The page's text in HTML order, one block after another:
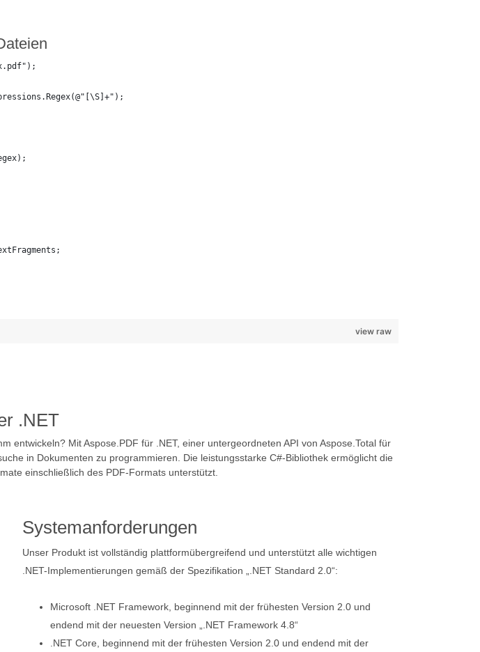
view raw
.NET
entwickeln? Mit Aspose.PDF für .NET, einer untergeordneten API von Aspose.Total für
in Dokumenten zu programmieren. Die leistungsstarke C#-Bibliothek ermöglicht die
einschließlich des PDF-Formats unterstützt.
Systemanforderungen
Unser Produkt ist vollständig plattformübergreifend und unterstützt alle wichtigen
.NET-Implementierungen gemäß der Spezifikation „.NET Standard 2.0“:
Microsoft .NET Framework, beginnend mit der frühesten Version 2.0 und
endend mit der neuesten Version „.NET Framework 4.8“
.NET Core, beginnend mit der frühesten Version 2.0 und endend mit der